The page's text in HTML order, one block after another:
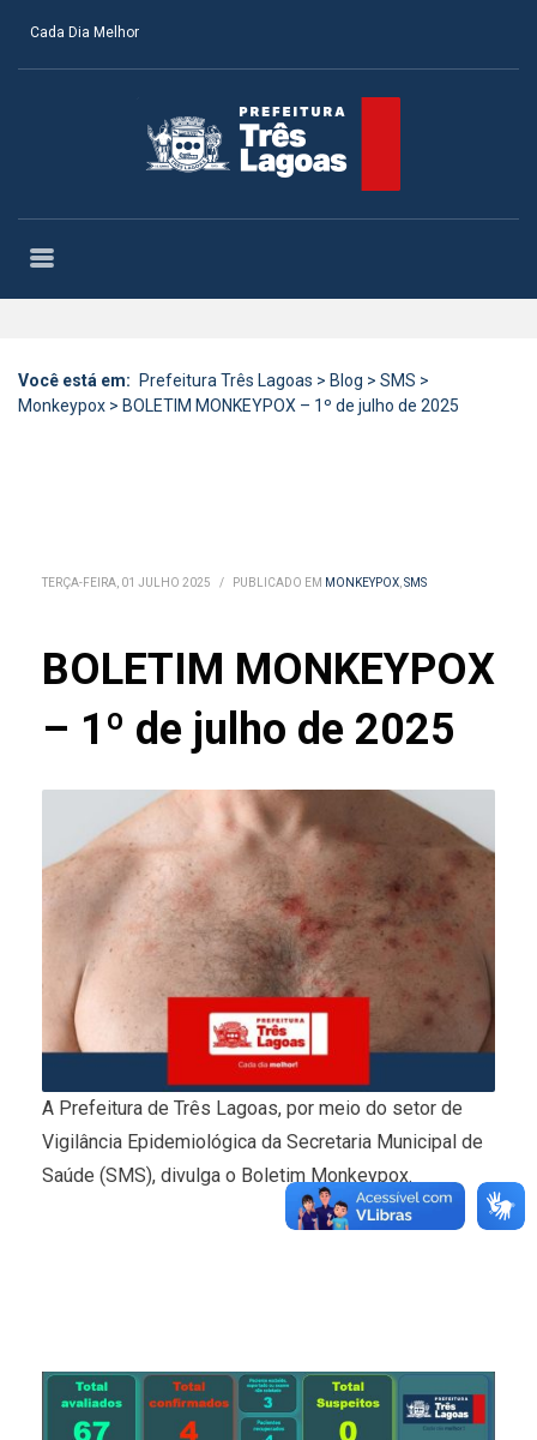
Cada Dia Melhor
Você está em: Prefeitura Três Lagoas > Blog > SMS >
Monkeypox > BOLETIM MONKEYPOX – 1º de julho de 2025
TERÇA-FEIRA, 01 JULHO 2025 / PUBLICADO EM MONKEYPOX,SMS
BOLETIM MONKEYPOX
– 1º de julho de 2025
A Prefeitura de Três Lagoas, por meio do setor de
Vigilância Epidemiológica da Secretaria Municipal de
Saúde (SMS), divulga o Boletim Monkeypox.